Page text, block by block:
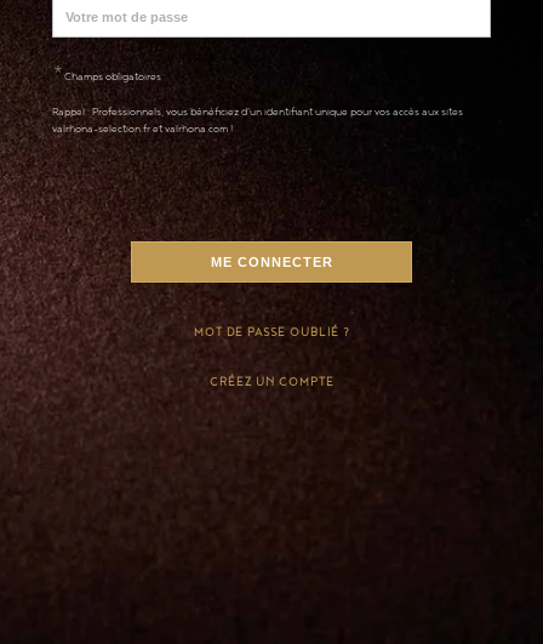
*Champs obligatoires
Rappel : Professionnels, vous bénéficiez d'un identifiant unique pour vos accès aux sites
valrhona-selection.fr et valrhona.com !
MOT DE PASSE OUBLIÉ ?
CRÉEZ UN COMPTE